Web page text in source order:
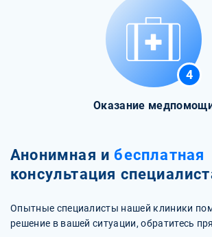
4
Оказание
Анонимная и бесплатная
консультация
Опытные специалисты нашей клиники
решение в вашей ситуации, обратитесь